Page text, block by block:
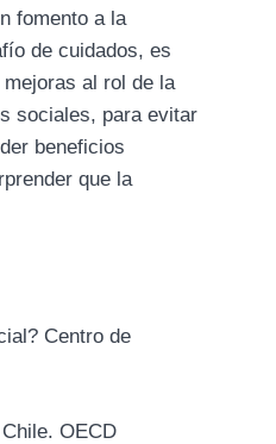
fomento a la
de cuidados, es
al rol de la
sociales, para evitar
beneficios
que la
Centro de
OECD